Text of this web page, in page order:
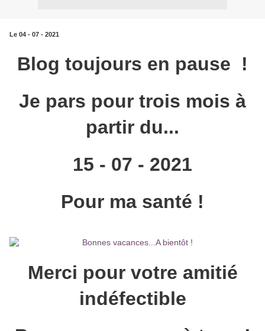
Le 04 - 07 - 2021
Blog toujours en pause !
Je pars pour trois mois à
partir du...
15 - 07 - 2021
Pour ma santé !
Merci pour votre amitié
indéfectible